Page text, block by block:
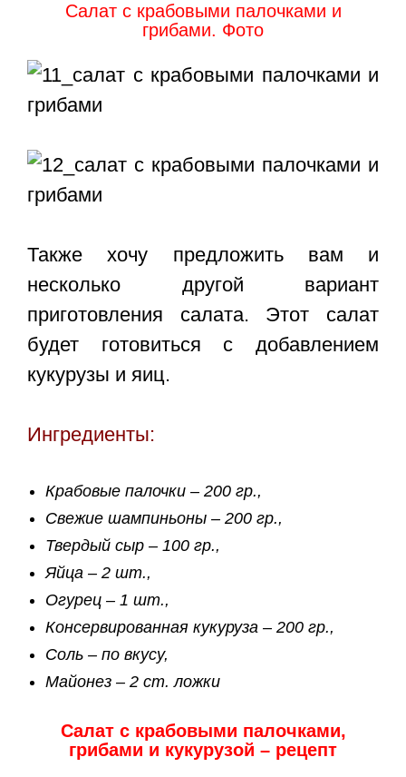
Салат с крабовыми палочками и
грибами. Фото
Также хочу предложить вам и
несколько другой вариант
приготовления салата. Этот салат
будет готовиться с добавлением
кукурузы и яиц.
Ингредиенты:
Крабовые палочки – 200 гр.,
Свежие шампиньоны – 200 гр.,
Твердый сыр – 100 гр.,
Яйца – 2 шт.,
Огурец – 1 шт.,
Консервированная кукуруза – 200 гр.,
Соль – по вкусу,
Майонез – 2 ст. ложки
Салат с крабовыми палочками,
грибами и кукурузой – рецепт